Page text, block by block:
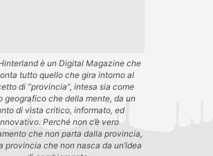
è un Digital Magazine che
tutto quello che gira intorno al
di “provincia”, intesa sia come
geografico che della mente, da un
di vista critico, informato, ed
Perché non c’è vero
che non parta dalla provincia,
provincia che non nasca da un’idea